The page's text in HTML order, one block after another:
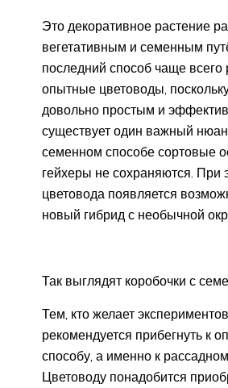
Это декоративное растение
вегетативным и семенным
последний способ чаще
опытные цветоводы,
довольно простым и
существует один важный
семенном способе сортовые
гейхеры не сохраняются. При
цветовода появляется
новый гибрид с необычной
Так выглядят коробочки с
Тем, кто желает
рекомендуется прибегнуть к
способу, а именно к
Цветоводу понадобится